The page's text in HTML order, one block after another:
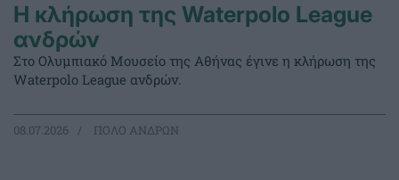
Η κλήρωση της Waterpolo League
ανδρών
Στο Ολυμπιακό Μουσείο της Αθήνας έγινε η κλήρωση της
Waterpolo League ανδρών.
08.07.2026 ΠΟΛΟ ΑΝΔΡΩΝ